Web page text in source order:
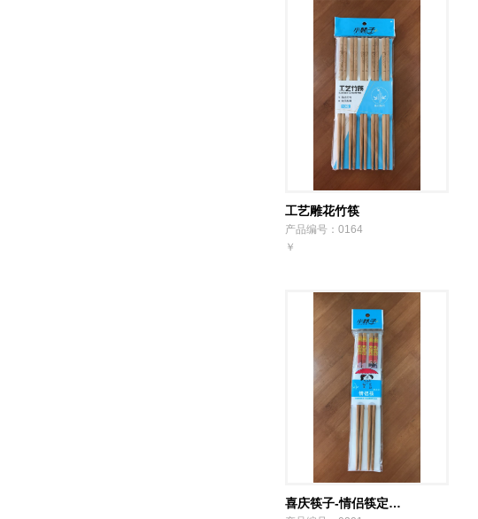
工艺雕花竹筷
产品编号：0164
￥
喜庆筷子-情侣筷定…